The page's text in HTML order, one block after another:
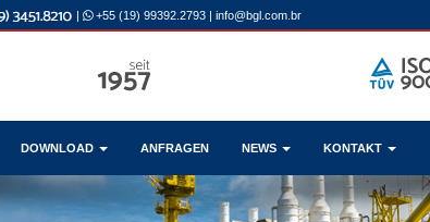
| +55 (19) 99392.2793 | info@bgl.com.br
DOWNLOAD ANFRAGEN NEWS KONTAKT